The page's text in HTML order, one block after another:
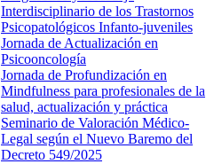
Interdisciplinario de los Trastornos
Psicopatológicos Infanto-juveniles
Jornada de Actualización en
Psicooncología
Jornada de Profundización en
Mindfulness para profesionales de la
salud, actualización y práctica
Seminario de Valoración Médico-
Legal según el Nuevo Baremo del
Decreto 549/2025